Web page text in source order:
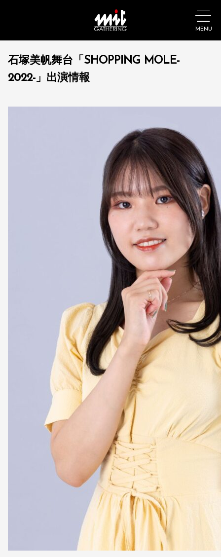
MENU
石塚美帆舞台「SHOPPING MOLE-
2022-」出演情報